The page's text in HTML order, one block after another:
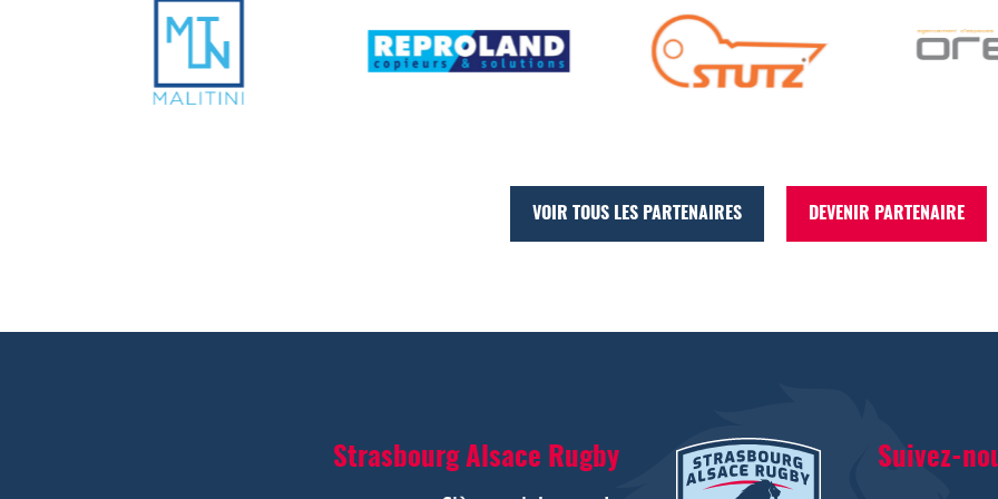
VOIR TOUS LES PARTENAIRES DEVENIR PARTENAIRE
Strasbourg Alsace Rugby Suivez-